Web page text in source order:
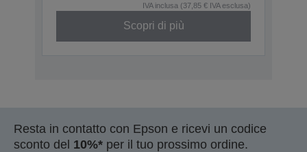
IVA inclusa (37,85 € IVA esclusa)
Scopri di più
Resta in contatto con Epson e ricevi un codice
sconto del 10%* per il tuo prossimo ordine.